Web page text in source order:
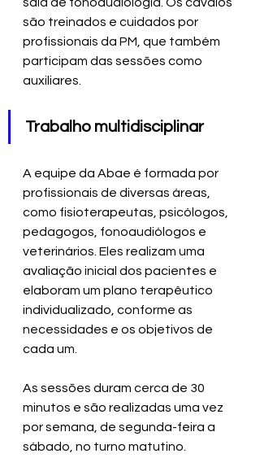
sala de fonoaudiologia. Os cavalos
são treinados e cuidados por
profissionais da PM, que também
participam das sessões como
auxiliares.
Trabalho multidisciplinar
A equipe da Abae é formada por
profissionais de diversas áreas,
como fisioterapeutas, psicólogos,
pedagogos, fonoaudiólogos e
veterinários. Eles realizam uma
avaliação inicial dos pacientes e
elaboram um plano terapêutico
individualizado, conforme as
necessidades e os objetivos de
cada um.
As sessões duram cerca de 30
minutos e são realizadas uma vez
por semana, de segunda-feira a
sábado, no turno matutino.